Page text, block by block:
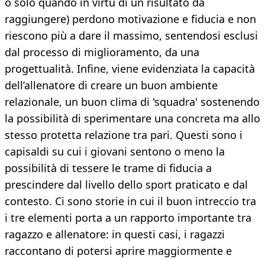
raggiungere) perdono motivazione e fiducia e non
riescono più a dare il massimo, sentendosi esclusi
dal processo di miglioramento, da una
progettualità. Infine, viene evidenziata la capacità
dell’allenatore di creare un buon ambiente
relazionale, un buon clima di 'squadra' sostenendo
la possibilità di sperimentare una concreta ma allo
stesso protetta relazione tra pari. Questi sono i
capisaldi su cui i giovani sentono o meno la
possibilità di tessere le trame di fiducia a
prescindere dal livello dello sport praticato e dal
contesto. Ci sono storie in cui il buon intreccio tra
i tre elementi porta a un rapporto importante tra
ragazzo e allenatore: in questi casi, i ragazzi
raccontano di potersi aprire maggiormente e